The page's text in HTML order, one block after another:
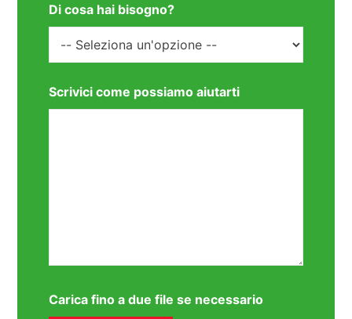
Di cosa hai bisogno?
Scrivici come possiamo aiutarti
Carica fino a due file se necessario